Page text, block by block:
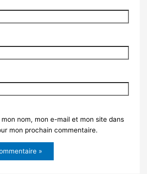
mon nom, mon e-mail et mon site dans
mon prochain commentaire.